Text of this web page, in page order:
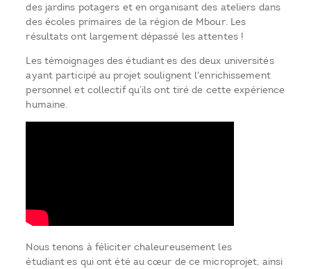
des jardins potagers et en organisant des ateliers dans
des écoles primaires de la région de Mbour. Les
résultats ont largement dépassé les attentes !
Les témoignages des étudiant·es des deux universités
ayant participé au projet soulignent l'enrichissement
personnel et collectif qu’ils ont tiré de cette expérience
humaine.
Nous tenons à féliciter chaleureusement les
étudiant·es qui ont été au cœur de ce microprojet, ainsi